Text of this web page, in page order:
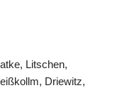
Litschen,
Driewitz,